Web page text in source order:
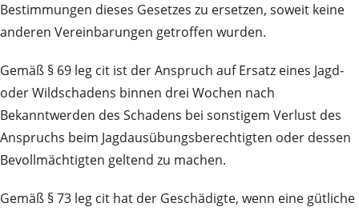
Bestimmungen dieses Gesetzes zu ersetzen, soweit keine
anderen Vereinbarungen getroffen wurden.
Gemäß § 69 leg cit ist der Anspruch auf Ersatz eines Jagd-
oder Wildschadens binnen drei Wochen nach
Bekanntwerden des Schadens bei sonstigem Verlust des
Anspruchs beim Jagdausübungsberechtigten oder dessen
Bevollmächtigten geltend zu machen.
Gemäß § 73 leg cit hat der Geschädigte, wenn eine gütliche